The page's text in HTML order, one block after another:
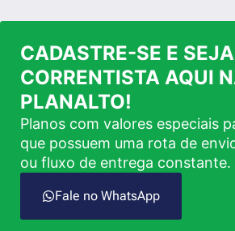
CADASTRE-SE E
CORRENTISTA AQUI
PLANALTO!
Planos com valores especiais
que possuem uma rota de
ou fluxo de entrega constante.
Fale no WhatsApp